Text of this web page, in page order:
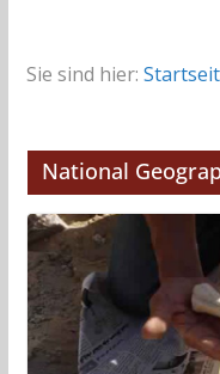
Sie sind hier:
National